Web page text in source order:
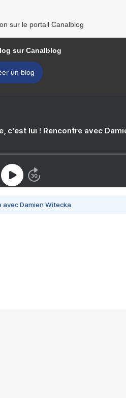
sur le portail Canalblog
sur Canalblog
un blog
c'est lui ! Rencontre avec
avec Damien Witecka